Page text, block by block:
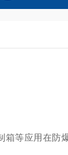
等应用在防